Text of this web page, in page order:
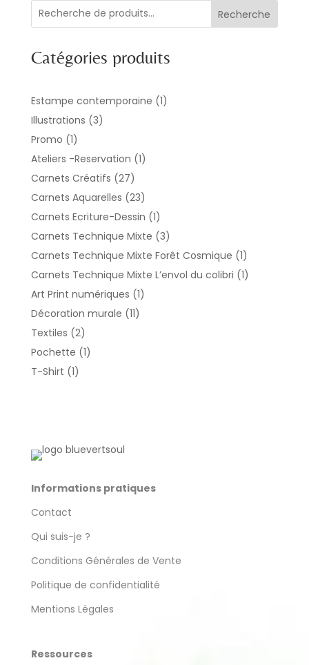
Recherche
Catégories produits
Estampe contemporaine 11
Illustrations 33
Promo 11
produit
Ateliers -Reservation 11
Carnets Créatifs 2727
produits
Carnets Aquarelles 2323
produits
Carnets Ecriture-Dessin 11
produit
Carnets Technique Mixte 33
produits
Carnets Technique Mixte Forêt Cosmique 11
produit
Carnets Technique Mixte L’envol du colibri 11
Art Print numériques 11
Décoration murale 1111
Textiles 22
produits
Pochette 11
T-Shirt 11
Informations pratiques
Contact
Qui suis-je ?
Conditions Générales de Vente
Politique de confidentialité
Mentions Légales
Ressources